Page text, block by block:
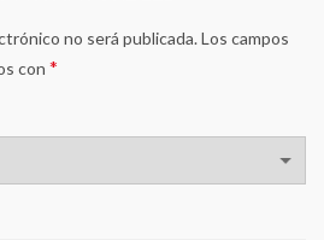
no será publicada.Los campos
con *